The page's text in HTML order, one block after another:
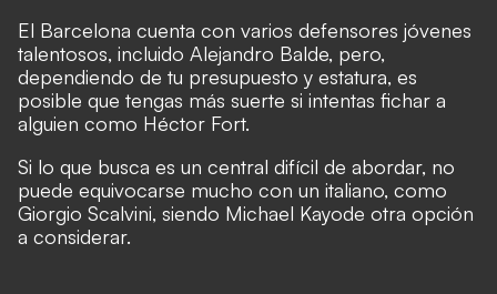
El Barcelona cuenta con varios defensores jóvenes
talentosos, incluido Alejandro Balde, pero,
dependiendo de tu presupuesto y estatura, es
posible que tengas más suerte si intentas fichar a
alguien como Héctor Fort.
Si lo que busca es un central difícil de abordar, no
puede equivocarse mucho con un italiano, como
Giorgio Scalvini, siendo Michael Kayode otra opción
a considerar.